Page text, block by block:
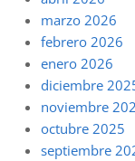
marzo 2026
febrero 2026
enero 2026
diciembre
noviembre
octubre 2025
septiembre